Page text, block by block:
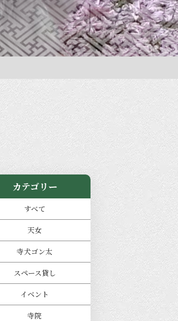
カテゴリー
すべて
天女
寺犬ゴン太
スペース貸し
イベント
寺院